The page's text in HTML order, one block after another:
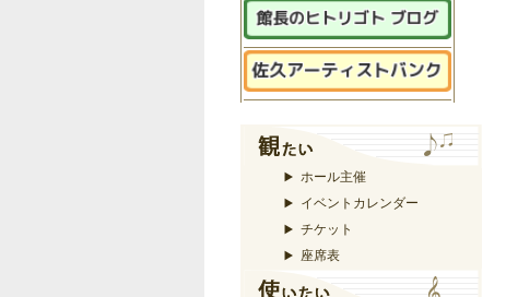
ホール主催
イベントカレンダー
チケット
座席表